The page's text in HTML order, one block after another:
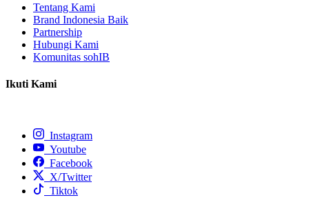
Tentang Kami
Brand Indonesia Baik
Partnership
Hubungi Kami
Komunitas sohIB
Ikuti Kami
Instagram
Youtube
Facebook
X/Twitter
Tiktok